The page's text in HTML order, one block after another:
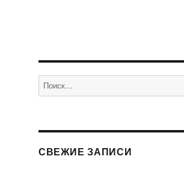
Искать:
СВЕЖИЕ ЗАПИСИ